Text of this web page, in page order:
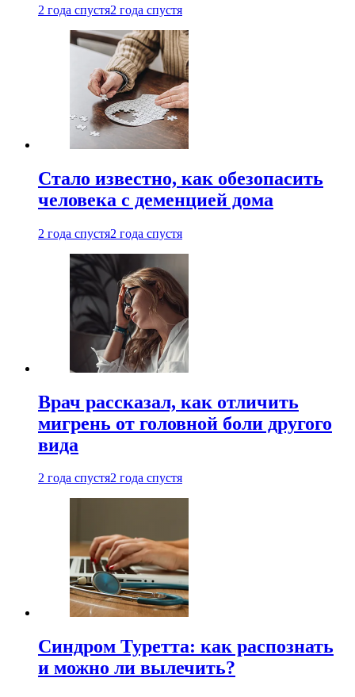
2 года спустя2 года спустя
Стало известно, как обезопасить
человека с деменцией дома
2 года спустя2 года спустя
Врач рассказал, как отличить
мигрень от головной боли другого
вида
2 года спустя2 года спустя
Синдром Туретта: как распознать
и можно ли вылечить?